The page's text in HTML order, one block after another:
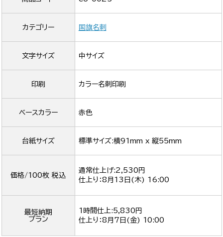
カテゴリー 国旗名刺
文字サイズ 中サイズ
印刷 カラー名刺印刷
ベースカラー 赤色
台紙サイズ 標準サイズ:横91mm x 縦55mm
価格/100枚 税込
通常仕上げ:2,530円
仕上り：8月13日(木) 16:00
最短納期
プラン
1時間仕上:5,830円
仕上り：8月7日(金) 10:00